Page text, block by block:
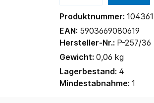
Produktnummer: 104361
EAN: 5903669080619
Hersteller-Nr.: P-257/36
Gewicht: 0,06 kg
Lagerbestand: 4
Mindestabnahme: 1